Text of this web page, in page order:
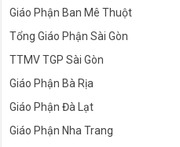
Giáo Phận Ban Mê Thuột
Tổng Giáo Phận Sài Gòn
TTMV TGP Sài Gòn
Giáo Phận Bà Rịa
Giáo Phận Đà Lạt
Giáo Phận Nha Trang